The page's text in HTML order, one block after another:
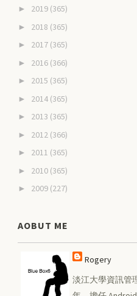
► 2019 (365)
► 2018 (365)
► 2017 (365)
► 2016 (366)
► 2015 (365)
► 2014 (365)
► 2013 (365)
► 2012 (366)
► 2011 (365)
► 2010 (365)
► 2009 (227)
AOBUT ME
Rogery
淡江大學資訊管